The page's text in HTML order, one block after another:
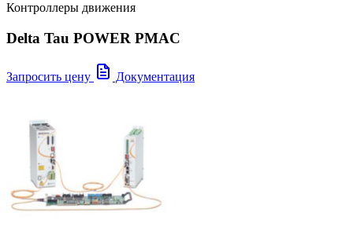
Контроллеры движения
Delta Tau POWER PMAC
Запросить цену Документация